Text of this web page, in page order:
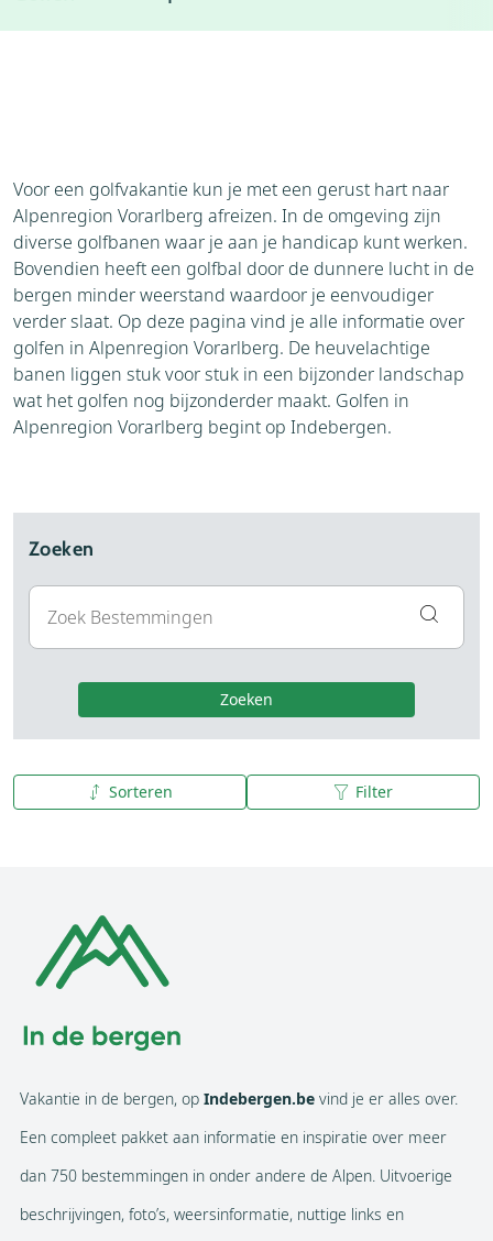
Weer
Voor een golfvakantie kun je met een gerust hart naar
Alpenregion Vorarlberg afreizen. In de omgeving zijn
diverse golfbanen waar je aan je handicap kunt werken.
Bovendien heeft een golfbal door de dunnere lucht in de
bergen minder weerstand waardoor je eenvoudiger
verder slaat. Op deze pagina vind je alle informatie over
golfen in Alpenregion Vorarlberg. De heuvelachtige
banen liggen stuk voor stuk in een bijzonder landschap
wat het golfen nog bijzonderder maakt. Golfen in
Alpenregion Vorarlberg begint op Indebergen.
Zoeken
Zoeken
Sorteren Filter
A tot Z
Vakantie in de bergen, op Indebergen.be vind je er alles over.
Een compleet pakket aan informatie en inspiratie over meer
dan 750 bestemmingen in onder andere de Alpen. Uitvoerige
beschrijvingen, foto’s, weersinformatie, nuttige links en